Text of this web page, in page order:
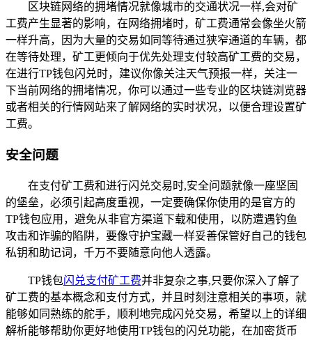
区块链网络的拥堵情况就像城市的交通状况一样,会对矿
工费产生显著的影响，在网络拥堵时，矿工费通常会像坐火箭
一样升高，因为大量的交易如同等待通过狭窄通道的车辆，都
在等待处理，矿工更倾向于优先处理支付较高矿工费的交易，
在进行TP钱包闪兑时，建议你像关注天气预报一样，关注一
下当前网络的拥堵情况，你可以通过一些专业的区块链浏览器
或者相关的行情网站来了解网络的实时状况，以便合理设置矿
工费。
安全问题
在支付矿工费和进行闪兑交易时,安全问题就像一座坚固
的堡垒，必须引起高度重视，一定要确保你使用的是官方的
TP钱包应用，避免从非官方渠道下载和使用，以防遭遇钓鱼
攻击和诈骗的陷阱，要像守护宝藏一样妥善保管好自己的钱包
私钥和助记词，千万不要随意向他人透露。
TP钱包闪兑支付矿工费并非复杂之事,只要你深入了解了
矿工费的基本概念和支付方式，并且时刻注意相关的事项，就
能够如同熟练的舵手，顺利地完成闪兑交易，希望以上的详细
解析能够帮助你更好地使用TP钱包的闪兑功能，在加密货币